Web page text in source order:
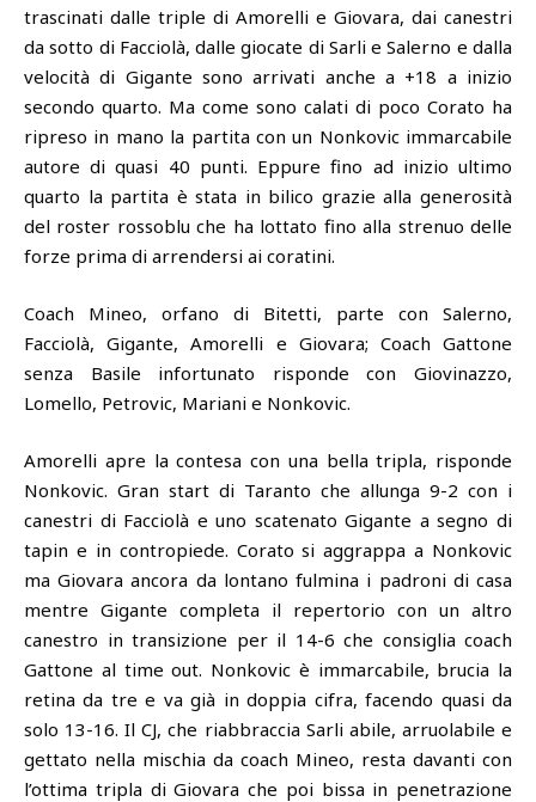
trascinati dalle triple di Amorelli e Giovara, dai canestri
da sotto di Facciolà, dalle giocate di Sarli e Salerno e dalla
velocità di Gigante sono arrivati anche a +18 a inizio
secondo quarto. Ma come sono calati di poco Corato ha
ripreso in mano la partita con un Nonkovic immarcabile
autore di quasi 40 punti. Eppure fino ad inizio ultimo
quarto la partita è stata in bilico grazie alla generosità
del roster rossoblu che ha lottato fino alla strenuo delle
forze prima di arrendersi ai coratini.
Coach Mineo, orfano di Bitetti, parte con Salerno,
Facciolà, Gigante, Amorelli e Giovara; Coach Gattone
senza Basile infortunato risponde con Giovinazzo,
Lomello, Petrovic, Mariani e Nonkovic.
Amorelli apre la contesa con una bella tripla, risponde
Nonkovic. Gran start di Taranto che allunga 9-2 con i
canestri di Facciolà e uno scatenato Gigante a segno di
tapin e in contropiede. Corato si aggrappa a Nonkovic
ma Giovara ancora da lontano fulmina i padroni di casa
mentre Gigante completa il repertorio con un altro
canestro in transizione per il 14-6 che consiglia coach
Gattone al time out. Nonkovic è immarcabile, brucia la
retina da tre e va già in doppia cifra, facendo quasi da
solo 13-16. Il CJ, che riabbraccia Sarli abile, arruolabile e
gettato nella mischia da coach Mineo, resta davanti con
l’ottima tripla di Giovara che poi bissa in penetrazione